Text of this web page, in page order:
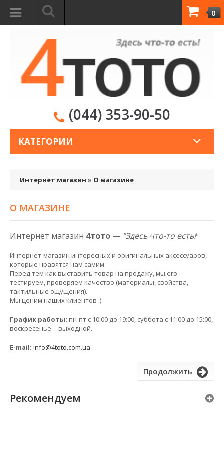
0
(044) 353-90-50
КАТЕГОРИИ
Интернет магазин » О магазине
О МАГАЗИНЕ
Интернет магазин 4тото — "Здесь что-то есть!"
Интернет-магазин интересных и оригинальных аксессуаров,
которые нравятся нам самим.
Перед тем как выставить товар на продажу, мы его
тестируем, проверяем качество (материалы, свойства,
тактильные ощущения).
Мы ценим наших клиентов :)
График работы: пн-пт с 10:00 до 19:00, суббота с 11:00 до 15:00,
воскресенье -- выходной.
E-mail: info@4toto.com.ua
Продолжить
Рекомендуем